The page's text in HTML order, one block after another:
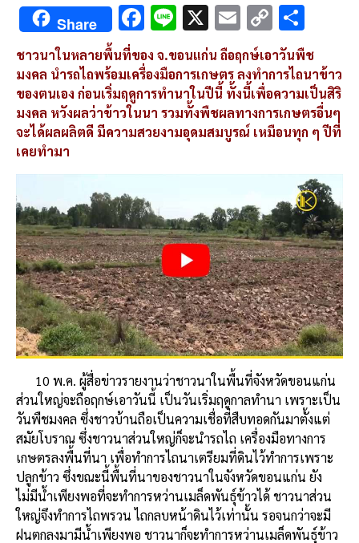
Share F
e
b
o
o
k
Li
e
X E
m
ai
l
C
o
py
Li
n
k
h
ar
e
ชาวนาในหลายพื้นที่ของ จ.ขอนแก่น ถือฤกษ์เอาวันพืช
มงคล นำรถไถพร้อมเครื่องมือการเกษตร ลงทำการไถนาข้าว
ของตนเอง ก่อนเริ่มฤดูการทำนาในปีนี้ ทั้งนี้เพื่อความเป็นสิริ
มงคล หวังผลว่าข้าวในนา รวมทั้งพืชผลทางการเกษตรอื่นๆ
จะได้ผลผลิตดี มีความสวยงามอุดมสมบูรณ์ เหมือนทุก ๆ ปีที่
เคยทำมา
10 พ.ค. ผู้สื่อข่าวรายงานว่าชาวนาในพื้นที่จังหวัดขอนแก่น
ส่วนใหญ่จะถือฤกษ์เอาวันนี้ เป็นวันเริ่มฤดูกาลทำนา เพราะเป็น
วันพืชมงคล ซึ่งชาวบ้านถือเป็นความเชื่อที่สืบทอดกันมาตั้งแต่
สมัยโบราณ ซึ่งชาวนาส่วนใหญ่ก็จะนำรถไถ เครื่องมือทางการ
เกษตรลงพื้นที่นา เพื่อทำการไถนาเตรียมที่ดินไว้ทำการเพราะ
ปลูกข้าว ซึ่งขณะนี้พื้นที่นาของชาวนาในจังหวัดขอนแก่น ยัง
ไม่มีน้ำเพียงพอที่จะทำการหว่านเมล็ดพันธุ์ข้าวได้ ชาวนาส่วน
ใหญ่จึงทำการไถพรวน ไถกลบหน้าดินไว้เท่านั้น รอจนกว่าจะมี
ฝนตกลงมามีน้ำเพียงพอ ชาวนาก็จะทำการหว่านเมล็ดพันธุ์ข้าว